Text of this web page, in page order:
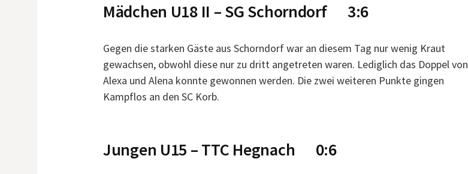
Mädchen U18 II – SG Schorndorf 3:6
Gegen die starken Gäste aus Schorndorf war an diesem Tag nur wenig Kraut
gewachsen, obwohl diese nur zu dritt angetreten waren. Lediglich das Doppel von
Alexa und Alena konnte gewonnen werden. Die zwei weiteren Punkte gingen
Kampflos an den SC Korb.
Jungen U15 – TTC Hegnach 0:6